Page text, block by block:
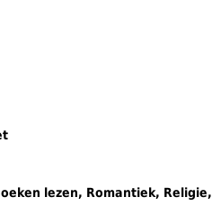
lezen, Romantiek, Religie,